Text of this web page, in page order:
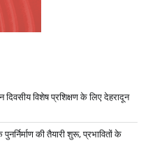
विशेष प्रशिक्षण के लिए देहरादून
की तैयारी शुरू, प्रभावितों के